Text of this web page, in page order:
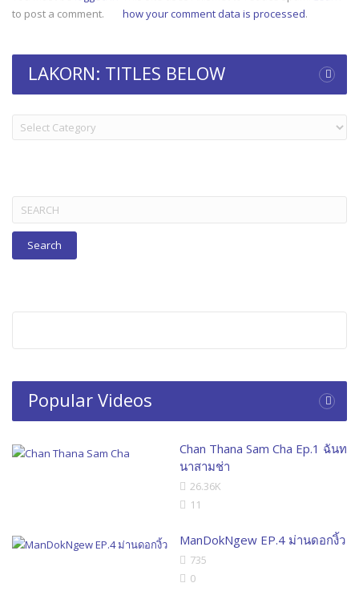
to post a comment.
how your comment data is processed.
LAKORN: TITLES BELOW
LAKORN:
TITLES
Search
for:
Popular Videos
Chan Thana Sam Cha Ep.1 ฉันท
นาสามช่า
26.36K
11
ManDokNgew EP.4 ม่านดอกงิ้ว
735
0